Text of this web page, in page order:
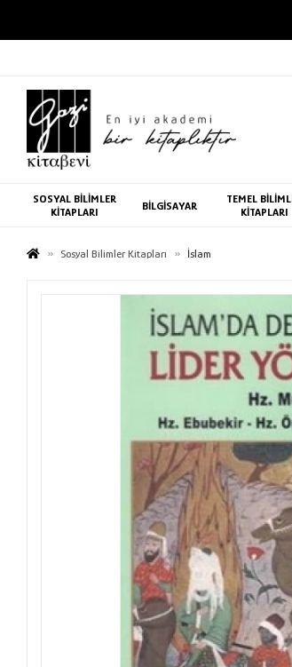
SOSYAL BİLİMLER
KİTAPLARI
BİLGİSAYAR
TEMEL
KİTAPLARI
Sosyal Bilimler Kitapları İslam